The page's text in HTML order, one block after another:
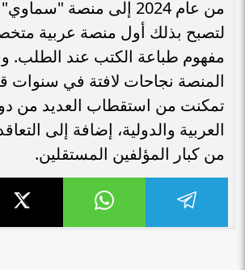
من عام 2024 إلى منصة
لتصبح بذلك أول منصة عربية
مفهوم طباعة الكتب عند الطلب.
المنصة نجاحات لافتة في سنوات
تمكنت من استقطاب العديد من
العربية والدولية، إضافة إلى
من كبار المؤلفين المستقلين.